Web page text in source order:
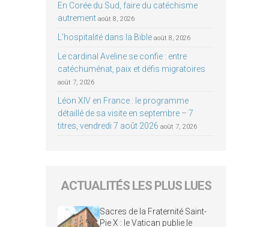
En Corée du Sud, faire du catéchisme
autrement août 8, 2026
L’hospitalité dans la Bible août 8, 2026
Le cardinal Aveline se confie : entre
catéchuménat, paix et défis migratoires
août 7, 2026
Léon XIV en France : le programme
détaillé de sa visite en septembre – 7
titres, vendredi 7 août 2026 août 7, 2026
ACTUALITÉS LES PLUS LUES
Sacres de la Fraternité Saint-
Pie X : le Vatican publie le